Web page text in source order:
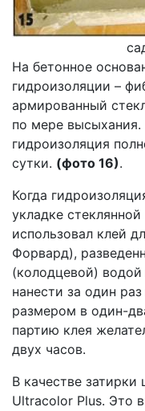
На бетонное
гидроизоляции –
армированный
по мере
гидроизоляция
сутки. (фото 16).
Когда
укладке
использовал клей
Форвард),
(колодцевой)
нанести за один
размером в один-
партию клея
двух часов.
В качестве
Ultracolor Plus. Это